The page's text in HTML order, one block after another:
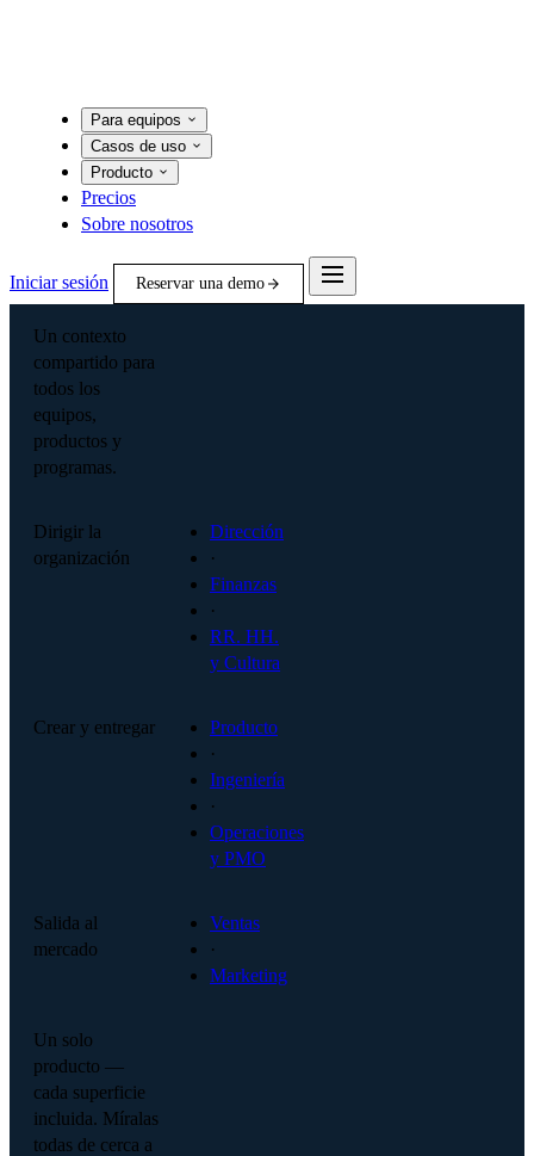
Para equipos
Casos de uso
Producto
Precios
Sobre nosotros
Iniciar sesión Reservar una demo
Un contexto
compartido para
todos los
equipos,
productos y
programas.
Dirigir la
organización
Dirección
·
Finanzas
·
RR. HH.
y Cultura
Crear y entregar
Producto
·
Ingeniería
·
Operaciones
y PMO
Salida al
mercado
Ventas
·
Marketing
Un solo
producto —
cada superficie
incluida. Míralas
todas de cerca a